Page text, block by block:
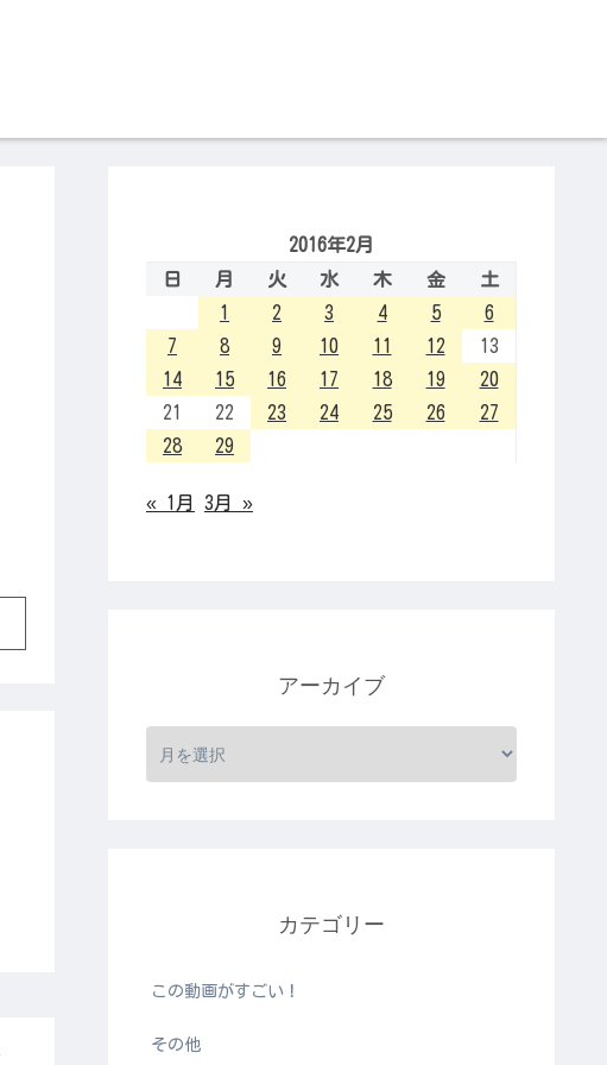
2016年2月
日
月 火 水 木 金
土
1
2 3 4 5
6
7
8 9 10 11 12
13
14
15 16 17 18 19
20
21
22 23 24 25 26
27
28
29
« 1月 3月 »
アーカイブ
カテゴリー
この動画がすごい！
その他